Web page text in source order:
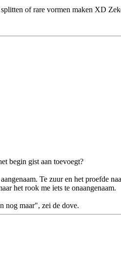
of rare vormen maken XD
begin gist aan toevoegt?
Te zuur en het proefde
het rook me iets te onaangenaam.
nog maar", zei de dove.